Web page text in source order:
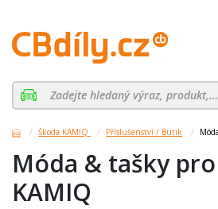
Škoda KAMIQ Příslušenství / Butik
Móda & tašky
KAMIQ